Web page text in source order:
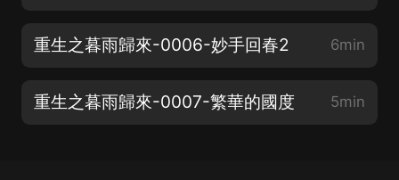
重生之暮雨歸來-0006-妙手回春2 6min
重生之暮雨歸來-0007-繁華的國度 5min